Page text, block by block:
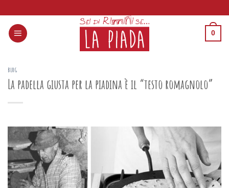
content
0
BLOG
La padella giusta per la piadina è il “testo romagnolo”